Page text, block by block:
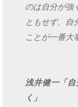
のは自分が強
ともせず、自
ことが一番大
浅井健一「
く」